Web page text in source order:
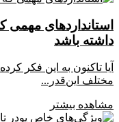
استانداردهای مهمی
داشته باشد
آیا تاکنون به این فکر
مختلف این‌قدر...
مشاهده بیشتر